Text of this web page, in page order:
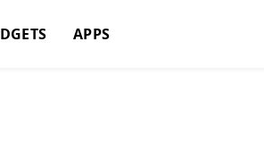
APPS